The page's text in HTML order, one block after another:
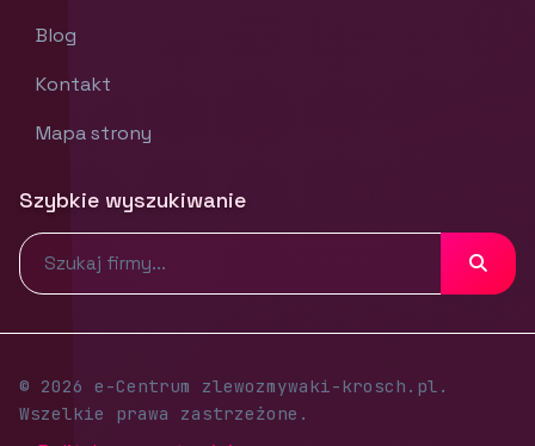
Blog
Kontakt
Mapa strony
Szybkie wyszukiwanie
© 2026 e-Centrum zlewozmywaki-krosch.pl.
Wszelkie prawa zastrzeżone.